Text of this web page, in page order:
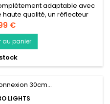
adaptable avec
qualité, un réflecteur
un câble d'alimentation, un
et votre choix de lampe
HO-T5.
€
au panier
LIGHTS